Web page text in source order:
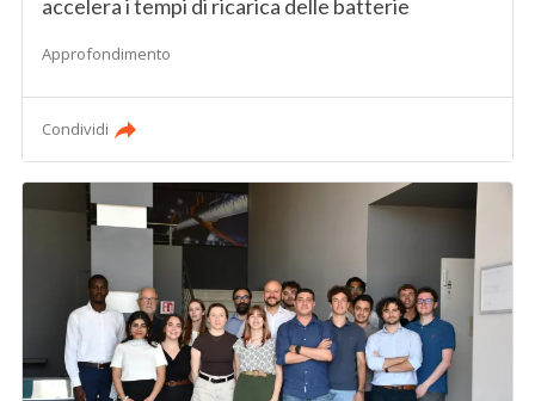
accelera i tempi di ricarica delle batterie
Approfondimento
Condividi